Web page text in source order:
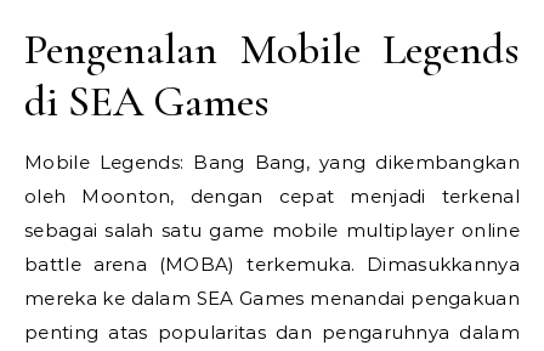
Pengenalan Mobile Legends
di SEA Games
Mobile Legends: Bang Bang, yang dikembangkan
oleh Moonton, dengan cepat menjadi terkenal
sebagai salah satu game mobile multiplayer online
battle arena (MOBA) terkemuka. Dimasukkannya
mereka ke dalam SEA Games menandai pengakuan
penting atas popularitas dan pengaruhnya dalam